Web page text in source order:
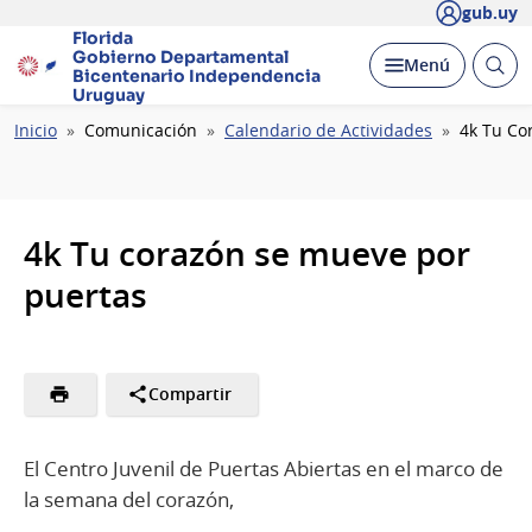
gub.uy
Florida
Gobierno Departamental
Bicentenario Independencia
Uruguay
Desplegar
Menú Abrir
Ruta
Inicio Comunicación Calendario de Actividades 4k Tu
4k Tu corazón se mueve por
puertas
Compartir
El Centro Juvenil de Puertas Abiertas en el marco de
la semana del corazón,